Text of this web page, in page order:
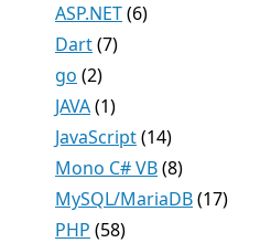
ASP.NET(6)
Dart(7)
go (2)
JAVA(1)
JavaScript(14)
Mono C# VB(8)
MySQL/MariaDB(17)
PHP (58)